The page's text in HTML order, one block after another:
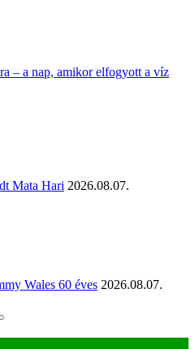
– a nap, amikor elfogyott a víz
Mata Hari 2026.08.07.
Wales 60 éves 2026.08.07.